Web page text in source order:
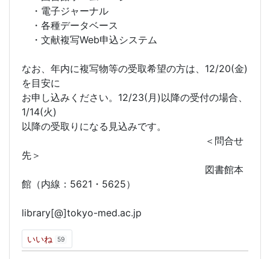
・電子ジャーナル
・各種データベース
・文献複写Web申込システム
なお、年内に複写物等の受取希望の方は、12/20(金)
を目安に
お申し込みください。12/23(月)以降の受付の場合、
1/14(火)
以降の受取りになる見込みです。
＜問合せ
先＞
図書館本
館（内線：5621・5625）
library[@]tokyo-med.ac.jp
いいね 59